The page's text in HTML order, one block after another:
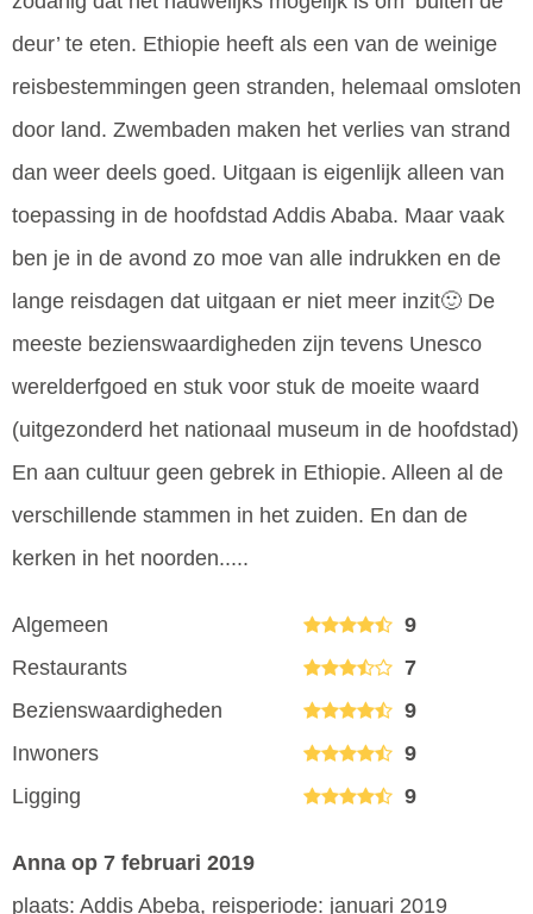
deur’ te eten. Ethiopie heeft als een van de weinige
reisbestemmingen geen stranden, helemaal omsloten
door land. Zwembaden maken het verlies van strand
dan weer deels goed. Uitgaan is eigenlijk alleen van
toepassing in de hoofdstad Addis Ababa. Maar vaak
ben je in de avond zo moe van alle indrukken en de
lange reisdagen dat uitgaan er niet meer inzit🙂 De
meeste bezienswaardigheden zijn tevens Unesco
werelderfgoed en stuk voor stuk de moeite waard
(uitgezonderd het nationaal museum in de hoofdstad)
En aan cultuur geen gebrek in Ethiopie. Alleen al de
verschillende stammen in het zuiden. En dan de
kerken in het noorden.....
Algemeen
9
Restaurants
7
Bezienswaardigheden
9
Inwoners
9
Ligging
9
Anna op 7 februari 2019
plaats: Addis Abeba, reisperiode: januari 2019